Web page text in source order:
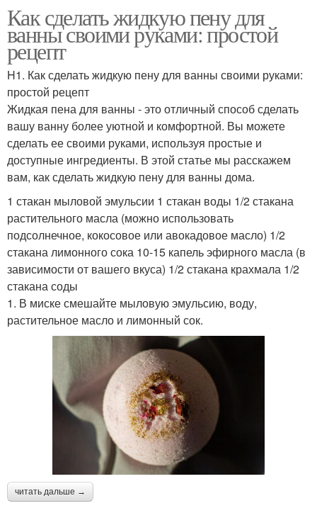
Как сделать жидкую пену для
ванны своими руками: простой
рецепт
H1. Как сделать жидкую пену для ванны своими руками:
простой рецепт
Жидкая пена для ванны - это отличный способ сделать
вашу ванну более уютной и комфортной. Вы можете
сделать ее своими руками, используя простые и
доступные ингредиенты. В этой статье мы расскажем
вам, как сделать жидкую пену для ванны дома.
1 стакан мыловой эмульсии 1 стакан воды 1/2 стакана
растительного масла (можно использовать
подсолнечное, кокосовое или авокадовое масло) 1/2
стакана лимонного сока 10-15 капель эфирного масла (в
зависимости от вашего вкуса) 1/2 стакана крахмала 1/2
стакана соды
1. В миске смешайте мыловую эмульсию, воду,
растительное масло и лимонный сок.
читать дальше →